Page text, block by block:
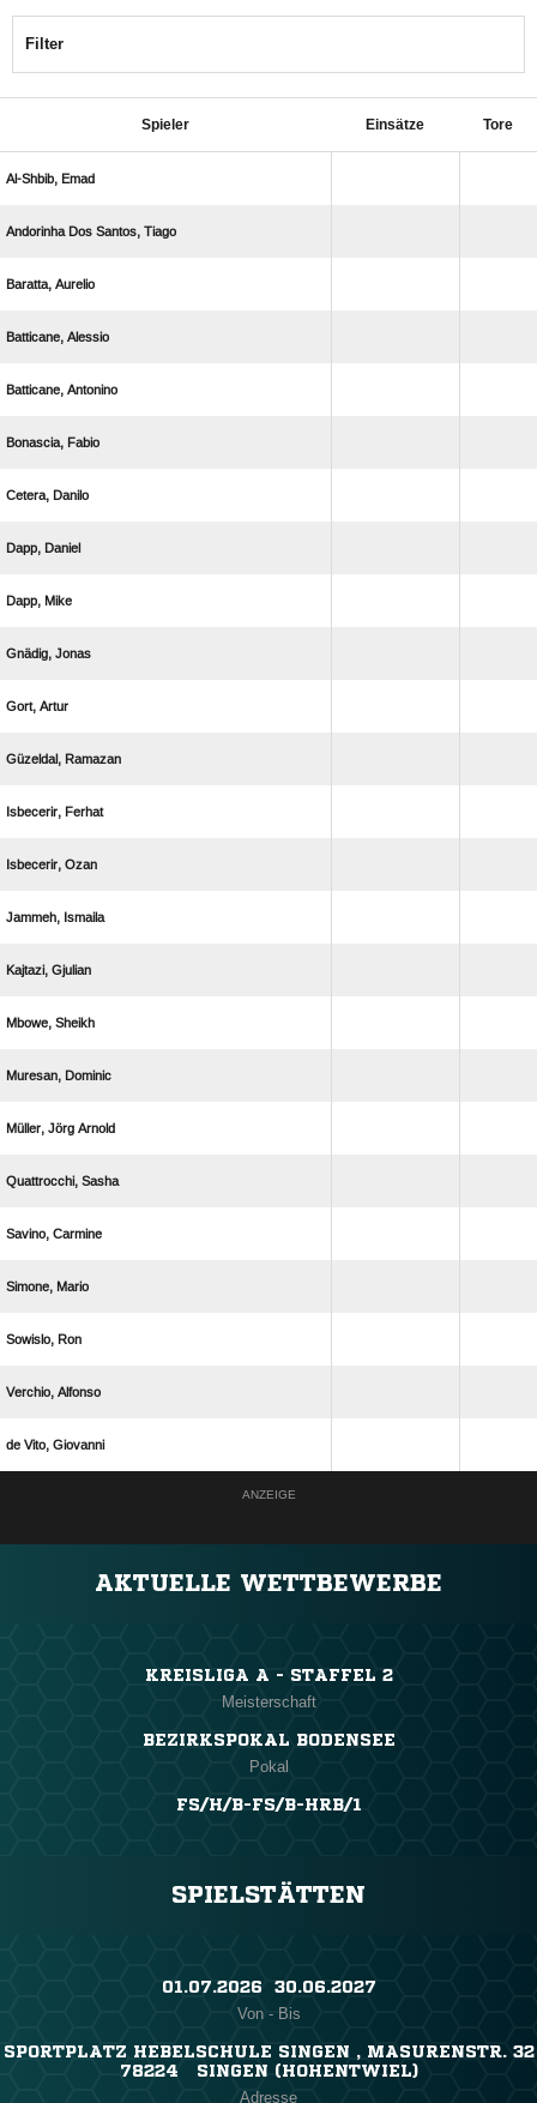
Filter
Spieler Einsätze Tore
 
   
 
 
 
 
 
 
 
 
 
 
 
 
 
 
 
 
  
 
 
 
 
 
  
ANZEIGE
AKTUELLE WETTBEWERBE
KREISLIGA A - STAFFEL 2
Meisterschaft
BEZIRKSPOKAL BODENSEE
Pokal
FS/H/B-FS/B-HRB/1
SPIELSTÄTTEN
01.07.2026 ​ 30.06.2027
Von - Bis
SPORTPLATZ HEBELSCHULE SINGEN , MASURENSTR. 32
78224 SINGEN (HOHENTWIEL)
Adresse